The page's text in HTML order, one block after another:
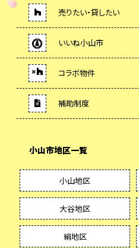
売りたい・貸したい
いいね小山市
コラボ物件
補助制度
小山市地区一覧
小山地区
大谷地区
絹地区